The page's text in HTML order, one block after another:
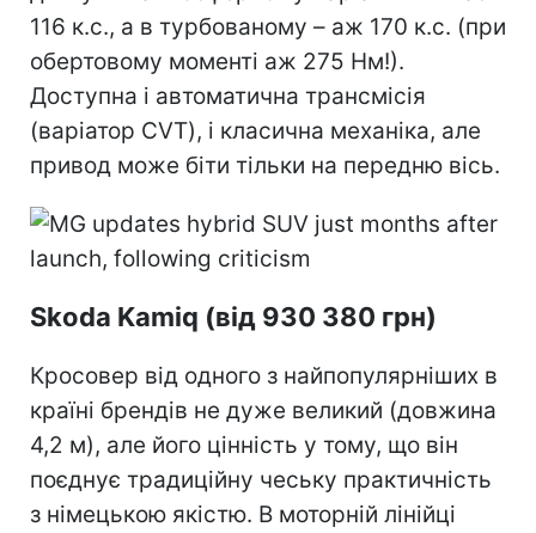
116 к.с., а в турбованому – аж 170 к.с. (при
обертовому моменті аж 275 Нм!).
Доступна і автоматична трансмісія
(варіатор CVT), і класична механіка, але
привод може біти тільки на передню вісь.
Skoda Kamiq (від 930 380 грн)
Кросовер від одного з найпопулярніших в
країні брендів не дуже великий (довжина
4,2 м), але його цінність у тому, що він
поєднує традиційну чеську практичність
з німецькою якістю. В моторній лінійці